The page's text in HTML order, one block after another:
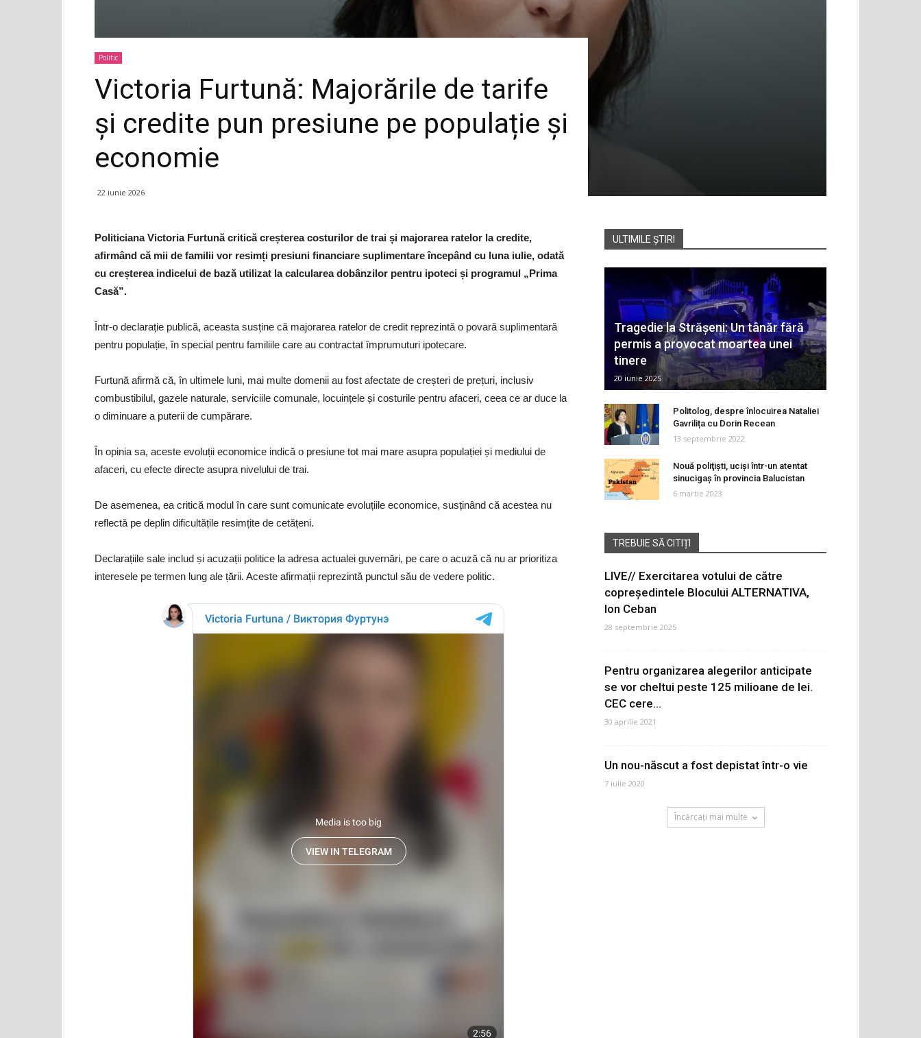
Politic
Victoria Furtună: Majorările de tarife
și credite pun presiune pe populație și
economie
22 iunie 2026
Politiciana Victoria Furtună critică creșterea costurilor de trai și majorarea ratelor la credite,
afirmând că mii de familii vor resimți presiuni financiare suplimentare începând cu luna iulie, odată
cu creșterea indicelui de bază utilizat la calcularea dobânzilor pentru ipoteci și programul „Prima
Casă”.
Într-o declarație publică, aceasta susține că majorarea ratelor de credit reprezintă o povară suplimentară
pentru populație, în special pentru familiile care au contractat împrumuturi ipotecare.
Furtună afirmă că, în ultimele luni, mai multe domenii au fost afectate de creșteri de prețuri, inclusiv
combustibilul, gazele naturale, serviciile comunale, locuințele și costurile pentru afaceri, ceea ce ar duce la
o diminuare a puterii de cumpărare.
În opinia sa, aceste evoluții economice indică o presiune tot mai mare asupra populației și mediului de
afaceri, cu efecte directe asupra nivelului de trai.
De asemenea, ea critică modul în care sunt comunicate evoluțiile economice, susținând că acestea nu
reflectă pe deplin dificultățile resimțite de cetățeni.
Declarațiile sale includ și acuzații politice la adresa actualei guvernări, pe care o acuză că nu ar prioritiza
interesele pe termen lung ale țării. Aceste afirmații reprezintă punctul său de vedere politic.
ULTIMILE ȘTIRI
Tragedie la Strășeni: Un tânăr fără
permis a provocat moartea unei
tinere
20 iunie 2025
Politolog, despre înlocuirea Nataliei
Gavrilița cu Dorin Recean
13 septembrie 2022
Nouă poliţişti, ucişi într-un atentat
sinucigaş în provincia Balucistan
6 martie 2023
TREBUIE SĂ CITIȚI
LIVE// Exercitarea votului de către
copreședintele Blocului ALTERNATIVA,
Ion Ceban
28 septembrie 2025
Pentru organizarea alegerilor anticipate
se vor cheltui peste 125 milioane de lei.
CEC cere...
30 aprilie 2021
Un nou-născut a fost depistat într-o vie
7 iulie 2020
Încărcați mai multe